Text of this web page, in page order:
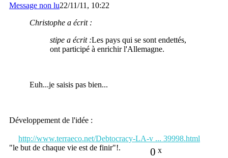
Message non lu22/11/11, 10:22
Christophe a écrit :
stipe a écrit :Les pays qui se sont endettés,
ont participé à enrichir l'Allemagne.
Euh...je saisis pas bien...
Développement de l'idée :
http://www.terraeco.net/Debtocracy-LA-v ... 39998.html
0 x
"le but de chaque vie est de finir"!.